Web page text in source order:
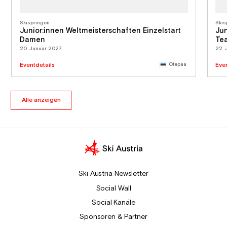
Skispringen
Junior:innen Weltmeisterschaften Einzelstart
Damen
20. Januar 2027
Eventdetails Otepaa
22.
Alle anzeigen
Ski Austria Newsletter
Social Wall
Social Kanäle
Sponsoren & Partner